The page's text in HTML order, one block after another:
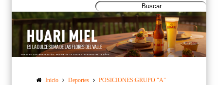
Inicio Deportes POSICIONES:GRUPO "A"